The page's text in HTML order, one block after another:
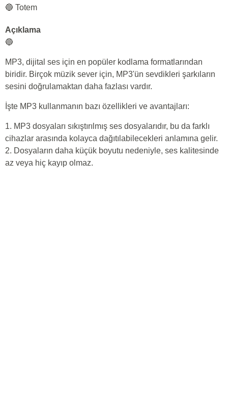
🔵 Totem
Açıklama
🔵
MP3, dijital ses için en popüler kodlama formatlarından
biridir. Birçok müzik sever için, MP3'ün sevdikleri şarkıların
sesini doğrulamaktan daha fazlası vardır.
İşte MP3 kullanmanın bazı özellikleri ve avantajları:
1. MP3 dosyaları sıkıştırılmış ses dosyalarıdır, bu da farklı
cihazlar arasında kolayca dağıtılabilecekleri anlamına gelir.
2. Dosyaların daha küçük boyutu nedeniyle, ses kalitesinde
az veya hiç kayıp olmaz.